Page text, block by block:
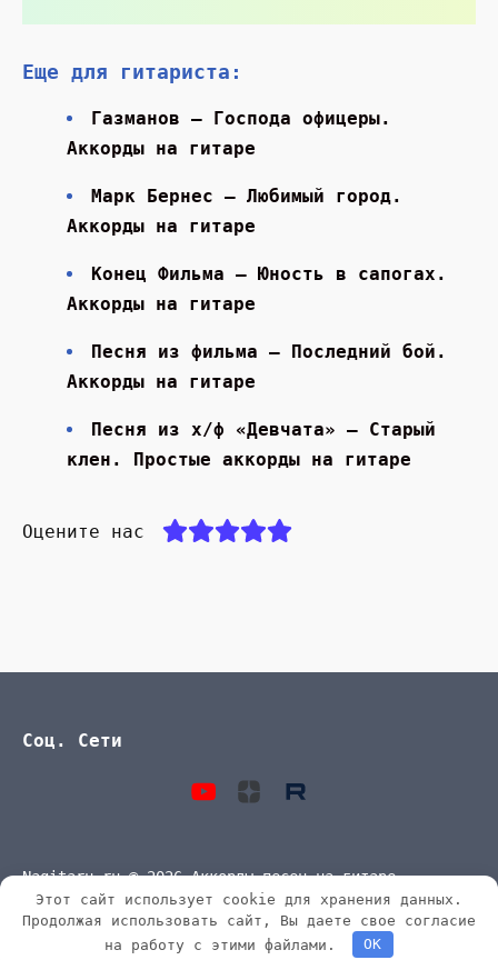
Еще для гитариста:
Газманов — Господа офицеры.
Аккорды на гитаре
Марк Бернес — Любимый город.
Аккорды на гитаре
Конец Фильма — Юность в сапогах.
Аккорды на гитаре
Песня из фильма — Последний бой.
Аккорды на гитаре
Песня из х/ф «Девчата» — Старый
клен. Простые аккорды на гитаре
Оцените нас
Соц. Сети
Nagitaru.ru © 2026 Аккорды песен на гитаре
Этот сайт использует cookie для хранения данных.
Продолжая использовать сайт, Вы даете свое согласие
на работу с этими файлами.
OK